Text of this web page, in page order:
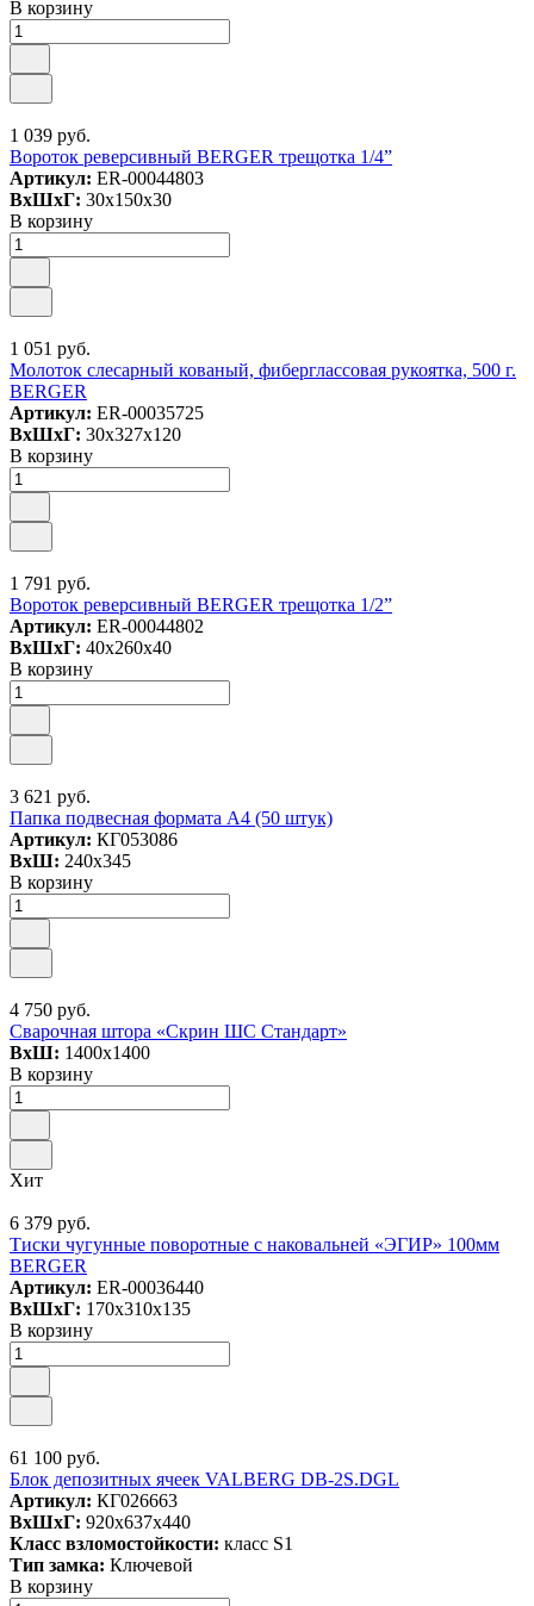
В корзину
1 039 руб.
Вороток реверсивный BERGER трещотка 1/4”
Артикул: ER-00044803
ВxШxГ: 30x150x30
В корзину
1 051 руб.
Молоток слесарный кованый, фиберглассовая рукоятка, 500 г.
BERGER
Артикул: ER-00035725
ВxШxГ: 30x327x120
В корзину
1 791 руб.
Вороток реверсивный BERGER трещотка 1/2”
Артикул: ER-00044802
ВxШxГ: 40x260x40
В корзину
3 621 руб.
Папка подвесная формата А4 (50 штук)
Артикул: КГ053086
ВxШ: 240x345
В корзину
4 750 руб.
Сварочная штора «Скрин ШС Стандарт»
ВxШ: 1400x1400
В корзину
Хит
6 379 руб.
Тиски чугунные поворотные с наковальней «ЭГИР» 100мм
BERGER
Артикул: ER-00036440
ВxШxГ: 170x310x135
В корзину
61 100 руб.
Блок депозитных ячеек VALBERG DB-2S.DGL
Артикул: КГ026663
ВxШxГ: 920x637x440
Класс взломостойкости: класс S1
Тип замка: Ключевой
В корзину